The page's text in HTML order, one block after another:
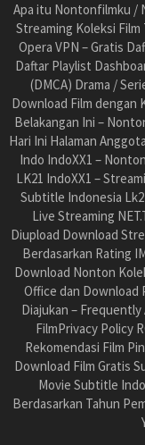
Apa itu Nontonfilmku /
Streaming Koleksi
Opera VPN – Gratis
Daftar Playlist
(DMCA) Drama /
Download Film dengan
Belakangan Ini –
Hari Ini Halaman
Indo IndoXX1 –
LK21 IndoXX1 –
Subtitle Indonesia
Live Streaming
Diupload Download
Berdasarkan Rating
Download Nonton
Office dan Download
Diajukan –
FilmPrivacy Policy
Rekomendasi Film
Download Film Gratis
Movie Subtitle
Berdasarkan Tahun